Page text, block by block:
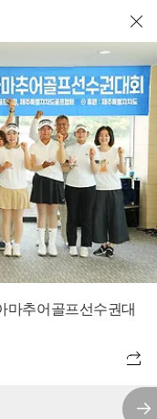
마추어골프선수권대